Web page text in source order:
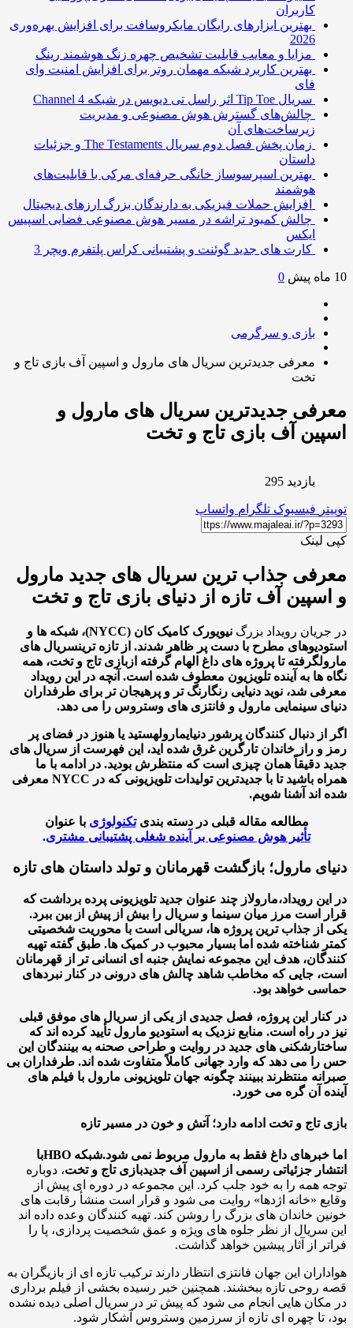
کاربران
بهترین ابزارهای رایگان مایکروسافت برای افزایش بهره‌وری
مزایا و معایب قابلیت تشخیص چهره زنگ هوشمند رینگ
بهترین کاربرد شبکه مهمان روتر برای افزایش امنیت وای
سریال Tip Toe اثر راسل تی دیویس در شبکه Channel 4
چالش‌های گسترش هوش مصنوعی و مدیریت
زیرساخت‌های آن
زمان پخش فصل دوم سریال The Testaments و جزئیات
داستان
بهترین اسپرسوساز خانگی حرفه‌ای مرکی با قابلیت‌های
هوشمند
افزایش حملات فیزیکی به دارندگان بزرگ ارزهای دیجیتال
چالش کمبود تراشه در مسیر هوش مصنوعی فضایی اسپیس
کارت های جدید گوئنت و پشتیبانی کراس پلتفرم ویچر 3
0
بازی و سرگرمی
معرفی جدیدترین سریال های مارول و اسپین آف بازی تاج و
جدیدترین سریال های مارول و
آف بازی تاج و تخت
بازدید 295
فیسبوک تلگرام واتساپ
جذاب ترین سریال های جدید مارول
آف تازه از دنیای بازی تاج و تخت
رویداد بزرگنیویورک کامیک کان (NYCC)
، شبکه ها و
مطرح با دست پر ظاهر شدند. از تازه ترینسریال های
گرفته تا پروژه های داغ الهام گرفته ازبازی تاج و تخت ، همه
ها به آینده تلویزیون معطوف شده است. آنچه در این رویداد
شد، نوید دنیایی رنگارنگ تر و پرهیجان تر برای طرفداران
سینمایی مارول و فانتزی های وستروس را می دهد.
دنبال کنندگان پرشور دنیای مارولهستید یا هنوز در فضای پر
و راز خاندان تارگرین غرق شده اید، این فهرست از سریال های
دقیقاً همان چیزی است که منتظرش بودید. در ادامه با ما
همراه باشید تا با جدیدترین تولیدات تلویزیونی که در NYCC معرفی
اند آشنا شویم.
مطالعه مقاله قبلی در دسته بندیتکنولوژیبا عنوان
تأثیر هوش مصنوعی بر آینده شغلی پشتیبانی مشتری.
مارول؛ بازگشت قهرمانان و تولد داستان های تازه
رویداد،مارولاز چند عنوان جدید تلویزیونی پرده برداشت که
است مرز میان سینما و سریال را بیش از پیش از بین ببرد.
از جذاب ترین پروژه ها، سریالی است با محوریت شخصیتی
شناخته شده اما بسیار محبوب در کمیک ها. طبق گفته تهیه
هدف این مجموعه نمایش جنبه ای انسانی تر از قهرمانان
جایی که مخاطب شاهد چالش های درونی در کنار نبردهای
خواهد بود.
این پروژه، فصل جدیدی از یکی از سریال های موفق قبلی
راه است. منابع نزدیک به استودیو مارول تأیید کرده اند که
های جدید در روایت و طراحی صحنه به بینندگان این
می دهد که وارد جهانی کاملاً متفاوت شده اند. طرفداران بی
منتظرند ببینند چگونه جهان تلویزیونی مارول با فیلم های
آن گره می خورد.
تاج و تخت ادامه دارد؛ آتش و خون در مسیر تازه
خبرهای داغ فقط به مارول مربوط نمی شود. شبکه HBO
با
جزئیاتی رسمی از اسپین آف جدید بازی تاج و تخت ، دوباره
همه را به خود جلب کرد. این مجموعه در دوره ای پیش از
«خانه اژدها» روایت می شود و قرار است منشأ رقابت های
خاندان های بزرگ را روشن کند. تهیه کنندگان وعده داده اند
سریال از نظر جلوه های ویژه و عمق شخصیت پردازی، پا را
از آثار پیشین خواهد گذاشت.
این جهان فانتزی انتظار دارند ترکیب تازه ای از بازیگران به
روحی تازه ببخشند. همچنین خبر رسیده بخشی از فیلم برداری
هایی انجام می شود که پیش تر در سریال اصلی دیده نشده
تا چهره ای تازه از سرزمین وستروس آشکار شود.